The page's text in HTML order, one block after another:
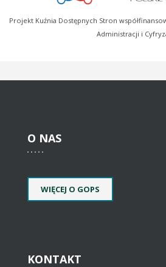
Projekt Kuźnia Dostępnych Stron
Administracji i
O NAS
WIĘCEJ O GOPS
KONTAKT